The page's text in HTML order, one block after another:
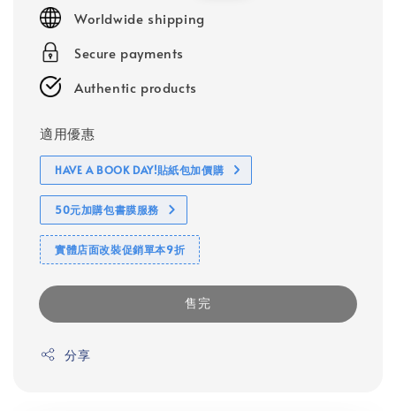
Worldwide shipping
Secure payments
Authentic products
適用優惠
HAVE A BOOK DAY!貼紙包加價購
50元加購包書膜服務
實體店面改裝促銷單本9折
售完
分享